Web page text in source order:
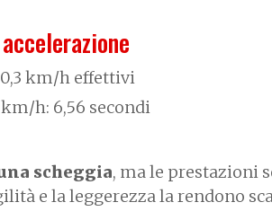
km/h effettivi
h: 6,56 secondi
scheggia, ma le prestazioni
e la leggerezza la rendono